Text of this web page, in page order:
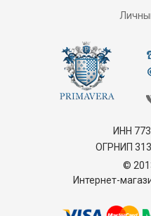
ИНН
ОГРНИП
©
Интернет-